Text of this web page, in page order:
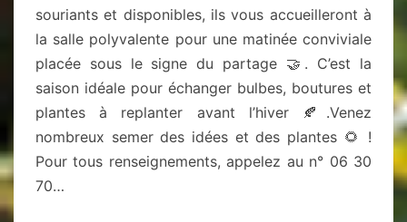
souriants et disponibles, ils vous accueilleront à
la salle polyvalente pour une matinée conviviale
placée sous le signe du partage 🤝. C’est la
saison idéale pour échanger bulbes, boutures et
plantes à replanter avant l’hiver 🍂.Venez
nombreux semer des idées et des plantes 🌻 !
Pour tous renseignements, appelez au n° 06 30
70…